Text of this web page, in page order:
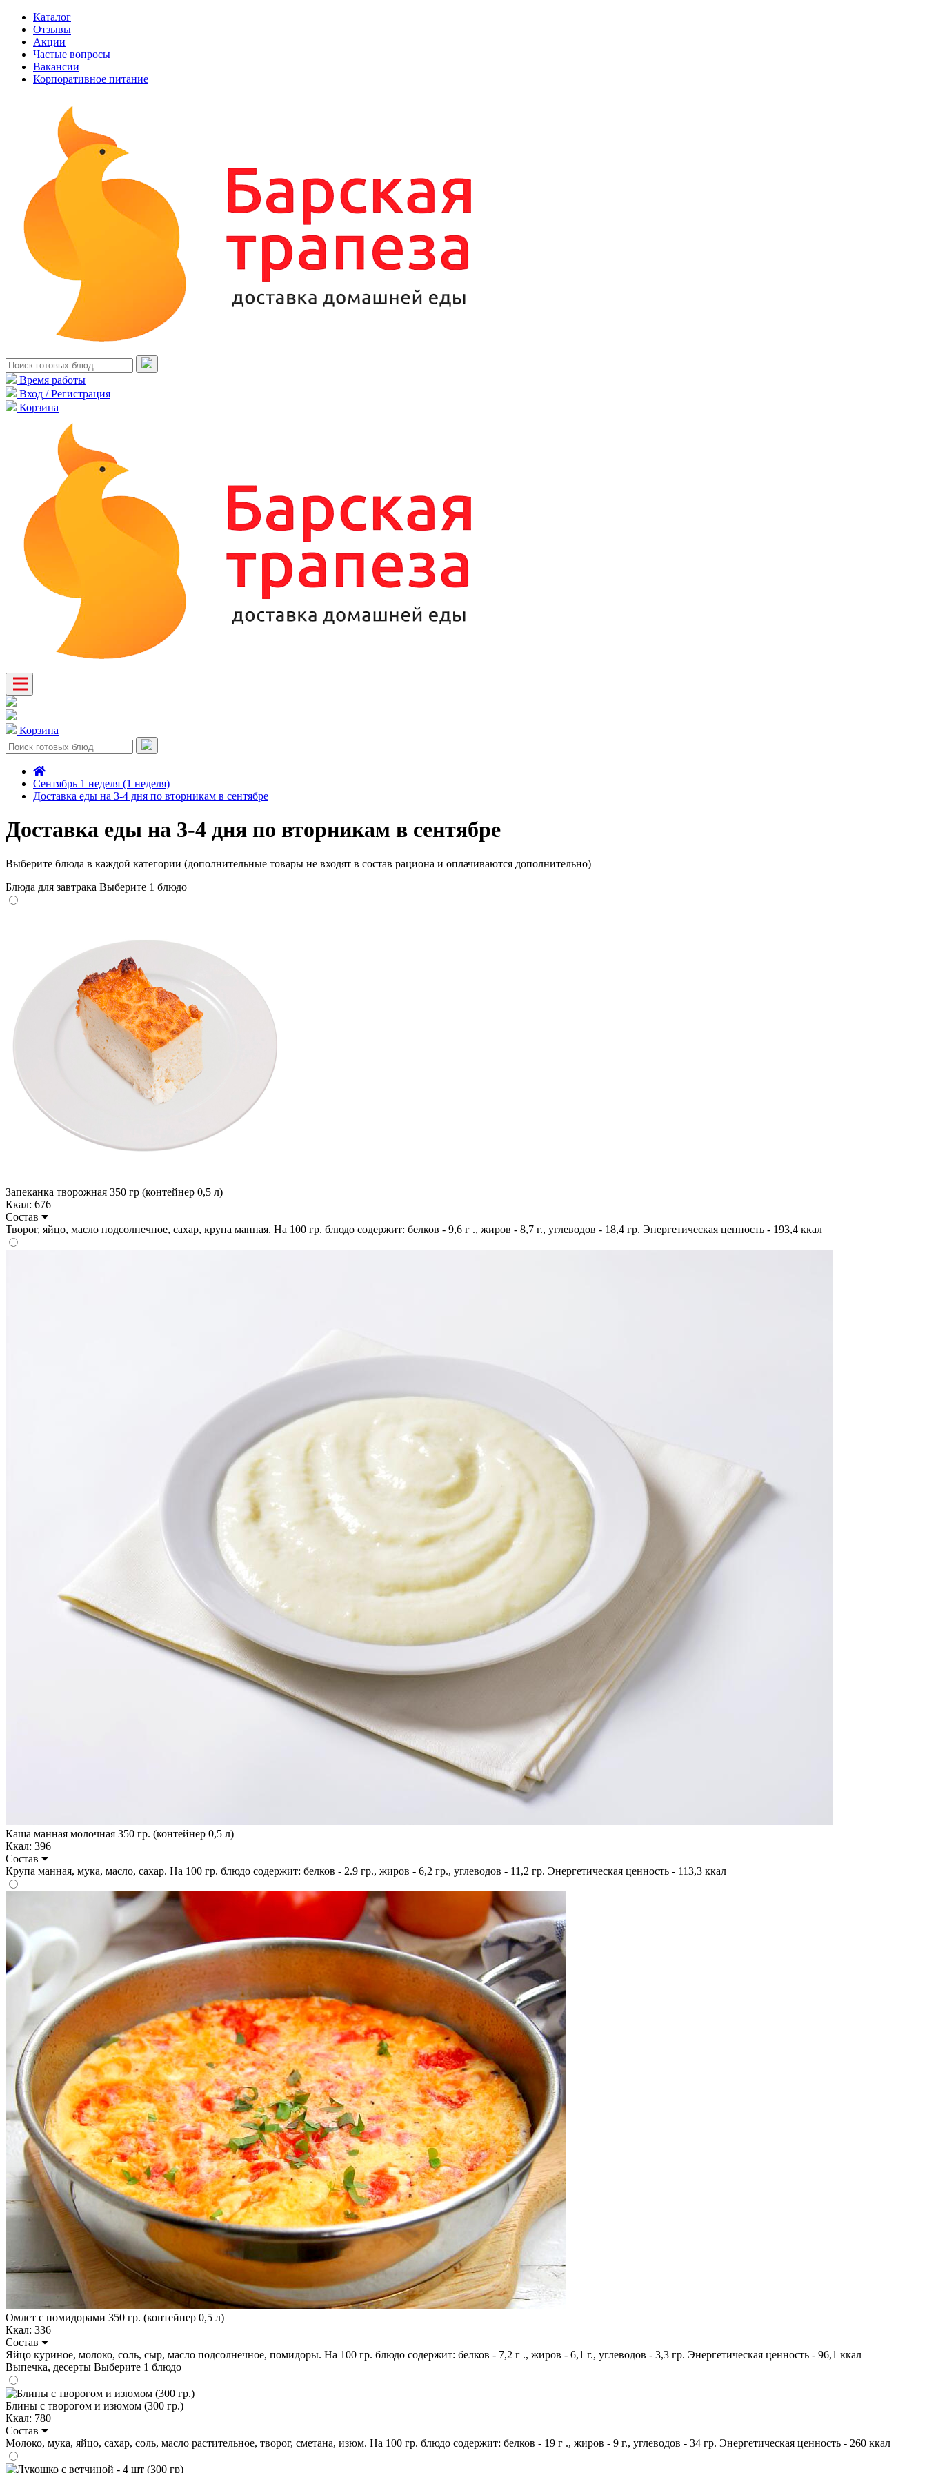
Каталог
Отзывы
Акции
Частые вопросы
Вакансии
Корпоративное питание
Время работы
Вход / Регистрация
Корзина
Корзина
Сентябрь 1 неделя (1 неделя)
Доставка еды на 3-4 дня по вторникам в сентябре
Доставка еды на 3-4 дня по вторникам в сентябре
Выберите блюда в каждой категории (дополнительные товары не входят в состав рациона и оплачиваются дополнительно)
Блюда для завтрака Выберите 1 блюдо
Запеканка творожная 350 гр (контейнер 0,5 л)
Ккал: 676
Состав
Творог, яйцо, масло подсолнечное, сахар, крупа манная. На 100 гр. блюдо содержит: белков - 9,6 г ., жиров - 8,7 г., углеводов - 18,4 гр. Энергетическая ценность - 193,4 ккал
Каша манная молочная 350 гр. (контейнер 0,5 л)
Ккал: 396
Состав
Крупа манная, мука, масло, сахар. На 100 гр. блюдо содержит: белков - 2.9 гр., жиров - 6,2 гр., углеводов - 11,2 гр. Энергетическая ценность - 113,3 ккал
Омлет с помидорами 350 гр. (контейнер 0,5 л)
Ккал: 336
Состав
Яйцо куриное, молоко, соль, сыр, масло подсолнечное, помидоры. На 100 гр. блюдо содержит: белков - 7,2 г ., жиров - 6,1 г., углеводов - 3,3 гр. Энергетическая ценность - 96,1 ккал
Выпечка, десерты Выберите 1 блюдо
Блины с творогом и изюмом (300 гр.)
Ккал: 780
Состав
Молоко, мука, яйцо, сахар, соль, масло растительное, творог, сметана, изюм. На 100 гр. блюдо содержит: белков - 19 г ., жиров - 9 г., углеводов - 34 гр. Энергетическая ценность - 260 ккал